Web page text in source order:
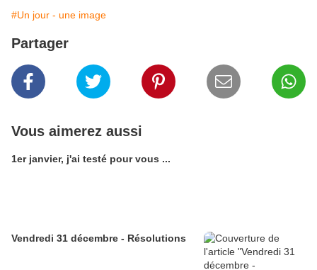
#Un jour - une image
Partager
Vous aimerez aussi
1er janvier, j'ai testé pour vous ...
Vendredi 31 décembre - Résolutions